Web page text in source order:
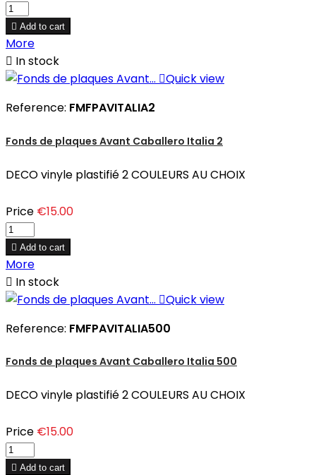
 Add to cart
More
 In stock
Quick view
Reference: FMFPAVITALIA2
Fonds de plaques Avant Caballero Italia 2
DECO vinyle plastifié 2 COULEURS AU CHOIX
Price €15.00
 Add to cart
More
 In stock
Quick view
Reference: FMFPAVITALIA500
Fonds de plaques Avant Caballero Italia 500
DECO vinyle plastifié 2 COULEURS AU CHOIX
Price €15.00
 Add to cart